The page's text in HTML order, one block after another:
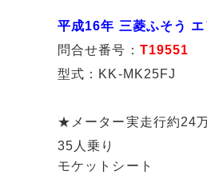
平成16年 三菱ふそう
問合せ番号： T19551
型式：KK-MK25FJ
★メーター実走行約24
35人乗り
モケットシート